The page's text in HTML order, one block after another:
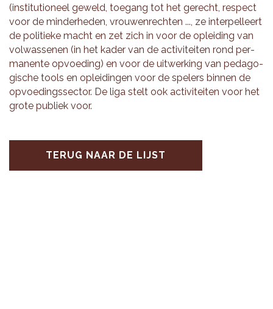
(in­sti­tu­ti­o­neel ge­weld, toe­gang tot het ge­recht, res­pect
voor de min­der­he­den, vrou­wen­rech­ten ..., ze in­ter­pel­leert
de po­li­tie­ke macht en zet zich in voor de op­lei­ding van
vol­was­se­nen (in het kader van de ac­ti­vi­tei­ten rond per­
ma­nen­te op­voe­ding) en voor de uit­wer­king van pe­da­go­
gi­sche tools en op­lei­din­gen voor de spe­lers bin­nen de
op­voe­dings­sec­tor. De liga stelt ook ac­ti­vi­tei­ten voor het
grote pu­bliek voor.
TERUG NAAR DE LIJST